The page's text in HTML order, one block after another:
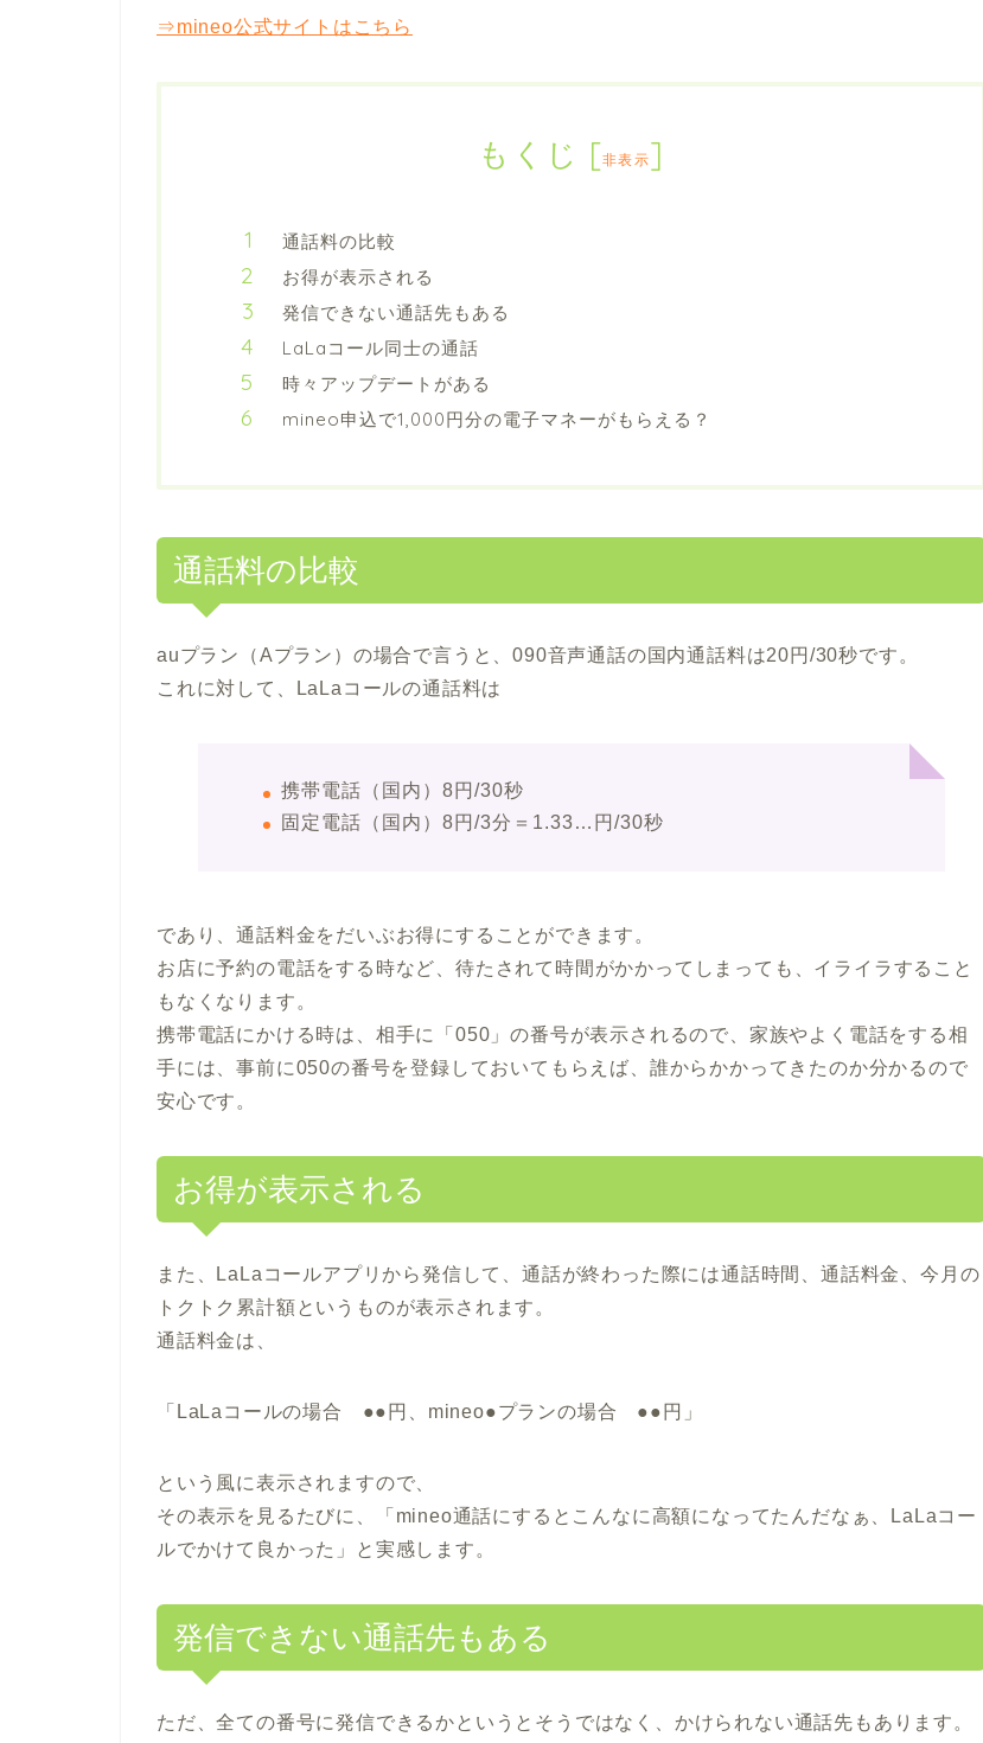
⇒mineo公式サイトはこちら
もくじ [非表示]
通話料の比較
お得が表示される
発信できない通話先もある
LaLaコール同士の通話
時々アップデートがある
mineo申込で1,000円分の電子マネーがもらえる？
通話料の比較
auプラン（Aプラン）の場合で言うと、090音声通話の国内通話料は20円/30秒です。
これに対して、LaLaコールの通話料は
携帯電話（国内）8円/30秒
固定電話（国内）8円/3分＝1.33…円/30秒
であり、通話料金をだいぶお得にすることができます。
お店に予約の電話をする時など、待たされて時間がかかってしまっても、イライラすること
もなくなります。
携帯電話にかける時は、相手に「050」の番号が表示されるので、家族やよく電話をする相
手には、事前に050の番号を登録しておいてもらえば、誰からかかってきたのか分かるので
安心です。
お得が表示される
また、LaLaコールアプリから発信して、通話が終わった際には通話時間、通話料金、今月の
トクトク累計額というものが表示されます。
通話料金は、
「LaLaコールの場合 ●●円、mineo●プランの場合 ●●円」
という風に表示されますので、
その表示を見るたびに、「mineo通話にするとこんなに高額になってたんだなぁ、LaLaコー
ルでかけて良かった」と実感します。
発信できない通話先もある
ただ、全ての番号に発信できるかというとそうではなく、かけられない通話先もあります。